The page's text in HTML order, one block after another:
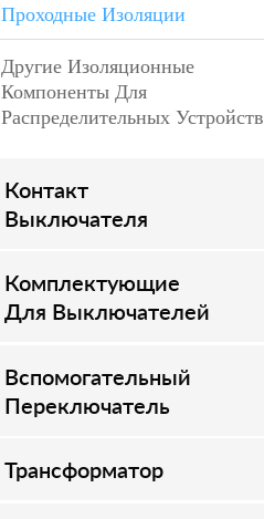
Проходные Изоляции
–
Другие Изоляционные
Компоненты Для
Распределительных Устройств
–
Контакт
Выключателя
–
Комплектующие
Для Выключателей
–
Вспомогательный
Переключатель
–
Трансформатор